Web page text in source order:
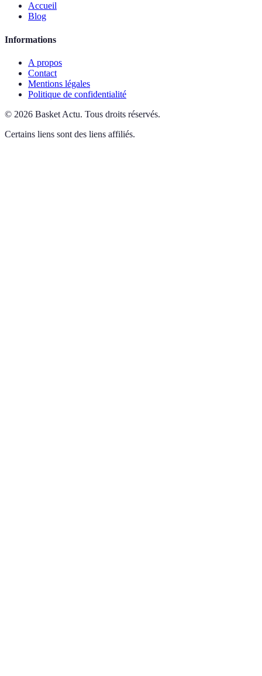
Accueil
Blog
Informations
A propos
Contact
Mentions légales
Politique de confidentialité
© 2026 Basket Actu. Tous droits réservés.
Certains liens sont des liens affiliés.